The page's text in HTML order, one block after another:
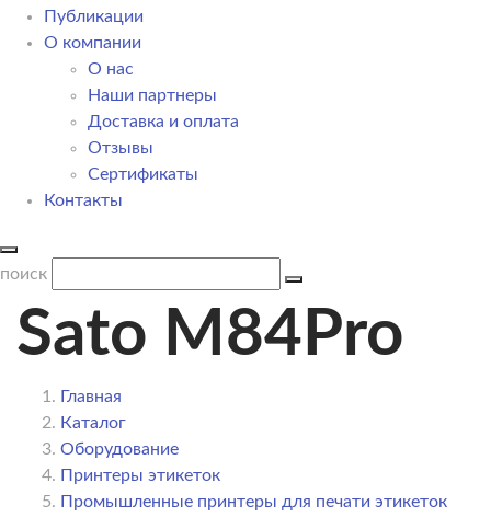
Публикации
О компании
О нас
Наши партнеры
Доставка и оплата
Отзывы
Сертификаты
Контакты
поиск
Sato M84Pro
Главная
Каталог
Оборудование
Принтеры этикеток
Промышленные принтеры для печати этикеток